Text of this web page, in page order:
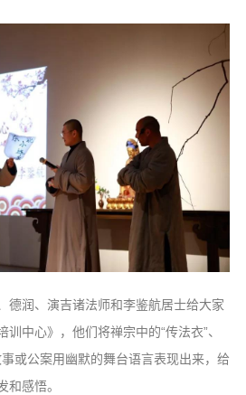
德润、演吉诸法师和李鉴航居士给大家
中心》，他们将禅宗中的“传法衣”、
事或公案用幽默的舞台语言表现出来，给
和感悟。